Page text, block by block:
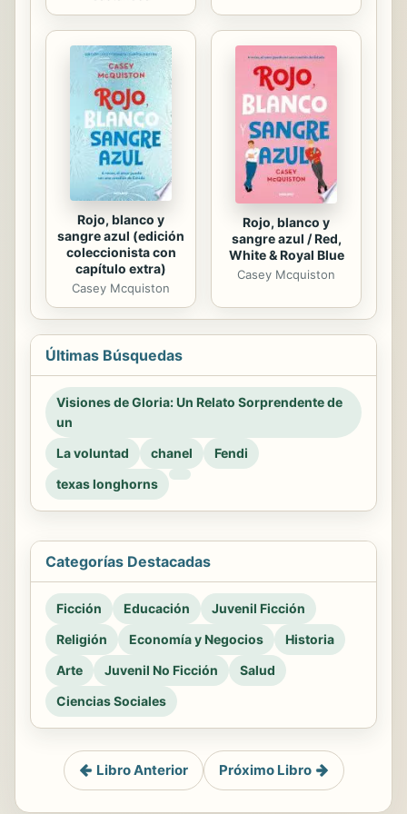
Rojo, blanco y
sangre azul (edición
coleccionista con
capítulo extra)
Casey Mcquiston
Rojo, blanco y
sangre azul / Red,
White & Royal Blue
Casey Mcquiston
Últimas Búsquedas
Visiones de Gloria: Un Relato Sorprendente de
un
La voluntad
chanel
Fendi
texas longhorns
Categorías Destacadas
Ficción Educación
Juvenil Ficción
Religión
Economía y Negocios
Historia
Arte
Juvenil No Ficción
Salud
Ciencias Sociales
Libro Anterior Próximo Libro